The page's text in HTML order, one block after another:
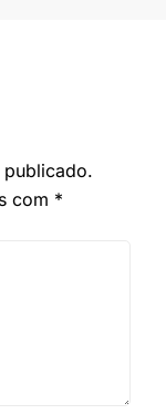
publicado.
com *